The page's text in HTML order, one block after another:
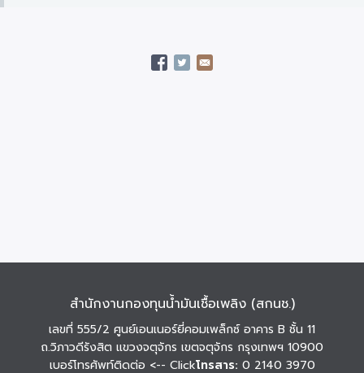
สำนักงานกองทุนน้ำมันเชื้อเพลิง (สกนช.)
เลขที่ 555/2 ศูนย์เอนเนอร์ยี่คอมเพล็กซ์ อาคาร B ชั้น 11
ถ.วิภาวดีรังสิต แขวงจตุจักร เขตจตุจักร กรุงเทพฯ 10900
เบอร์โทรศัพท์ติดต่อ <-- Clickโทรสาร: 0 2140 3970